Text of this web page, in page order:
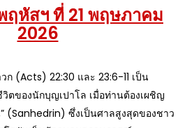
ฤหัสฯ ที่ 21 พฤษภาคม
2026
ก (Acts) 22:30 และ 23:6-11 เป็น
ตของนักบุญเปาโล เมื่อท่านต้องเผชิญ
(Sanhedrin) ซึ่งเป็นศาลสูงสุดของชาว